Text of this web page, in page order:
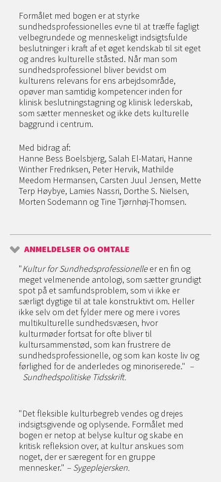
Formålet med bogen er at styrke
sundhedsprofessionelles evne til at træffe fagligt
velbegrundede og menneskeligt indsigtsfulde
beslutninger i kraft af et øget kendskab til sit eget
og andres kulturelle ståsted. Når man som
sundhedsprofessionel bliver bevidst om
kulturens relevans for ens arbejdsområde,
opøver man samtidig kompetencer inden for
klinisk beslutningstagning og klinisk lederskab,
som sætter mennesket og ikke dets kulturelle
baggrund i centrum.
Med bidrag af:
Hanne Bess Boelsbjerg, Salah El-Matari, Hanne
Winther Fredriksen, Peter Hervik, Mathilde
Meedom Hermansen, Carsten Juul Jensen, Mette
Terp Høybye, Lamies Nassri, Dorthe S. Nielsen,
Morten Sodemann og Tine Tjørnhøj-Thomsen.
ANMELDELSER OG OMTALE
"Kultur for Sundhedsprofessionelleer en fin og
meget velmenende antologi, som sætter grundigt
spot på et samfundsproblem, som vi ikke er
særligt dygtige til at tale konstruktivt om. Heller
ikke selv om det fylder mere og mere i vores
multikulturelle sundhedsvæsen, hvor
kulturmøder fortsat for ofte bliver til
kultursammenstød, som kan frustrere de
sundhedsprofessionelle, og som kan koste liv og
førlighed for de anderledes og minoriserede." –
Sundhedspolitiske Tidsskrift.
"Det fleksible kulturbegreb vendes og drejes
indsigtsgivende og oplysende. Formålet med
bogen er netop at belyse kultur og skabe en
kritisk refleksion over, at kultur anskues som
noget, der er særegent for en gruppe
mennesker." – Sygeplejersken.